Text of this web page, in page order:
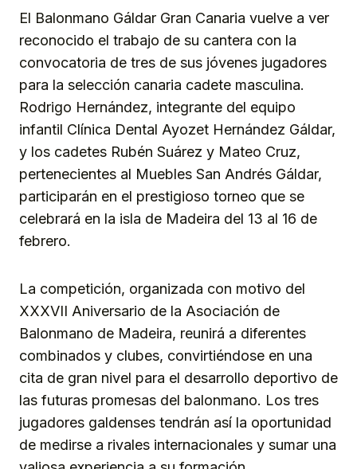
El Balonmano Gáldar Gran Canaria vuelve a ver
reconocido el trabajo de su cantera con la
convocatoria de tres de sus jóvenes jugadores
para la selección canaria cadete masculina.
Rodrigo Hernández, integrante del equipo
infantil Clínica Dental Ayozet Hernández Gáldar,
y los cadetes Rubén Suárez y Mateo Cruz,
pertenecientes al Muebles San Andrés Gáldar,
participarán en el prestigioso torneo que se
celebrará en la isla de Madeira del 13 al 16 de
febrero.
La competición, organizada con motivo del
XXXVII Aniversario de la Asociación de
Balonmano de Madeira, reunirá a diferentes
combinados y clubes, convirtiéndose en una
cita de gran nivel para el desarrollo deportivo de
las futuras promesas del balonmano. Los tres
jugadores galdenses tendrán así la oportunidad
de medirse a rivales internacionales y sumar una